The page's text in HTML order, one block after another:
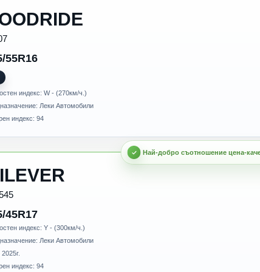
55R16
индекс: W - (270км/ч.)
Леки Автомобили
индекс: 94
45R17
индекс: Y - (300км/ч.)
Леки Автомобили
индекс: 94